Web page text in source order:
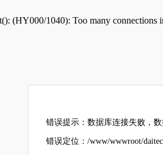
(HY000/1040): Too many connections
错误提示：数据库连接失败，
错误定位：/www/wwwroot/